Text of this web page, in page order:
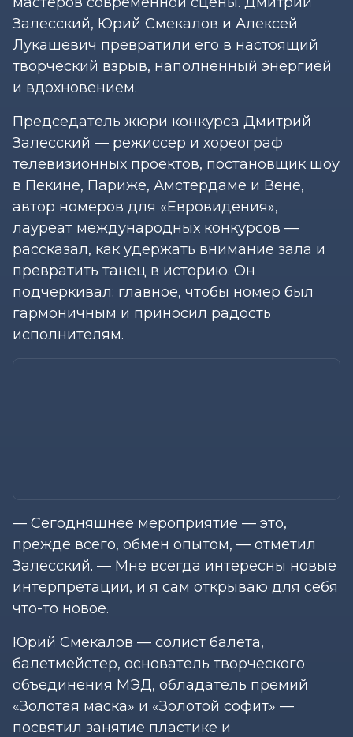
Залесский, Юрий Смекалов и Алексей
Лукашевич превратили его в настоящий
творческий взрыв, наполненный энергией
и вдохновением.
Председатель жюри конкурса Дмитрий
Залесский — режиссер и хореограф
телевизионных проектов, постановщик шоу
в Пекине, Париже, Амстердаме и Вене,
автор номеров для «Евровидения»,
лауреат международных конкурсов —
рассказал, как удержать внимание зала и
превратить танец в историю. Он
подчеркивал: главное, чтобы номер был
гармоничным и приносил радость
исполнителям.
— Сегодняшнее мероприятие — это,
прежде всего, обмен опытом, — отметил
Залесский. — Мне всегда интересны новые
интерпретации, и я сам открываю для себя
что-то новое.
Юрий Смекалов — солист балета,
балетмейстер, основатель творческого
объединения МЭД, обладатель премий
«Золотая маска» и «Золотой софит» —
посвятил занятие пластике и